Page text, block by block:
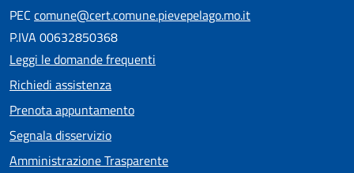
PEC comune@cert.comune.pievepelago.mo.it
P.IVA 00632850368
Leggi le domande frequenti
Richiedi assistenza
Prenota appuntamento
Segnala disservizio
Amministrazione Trasparente